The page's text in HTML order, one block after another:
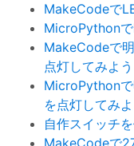
MakeCodeで
MicroPythonで
MakeCodeで
点灯してみよう
MicroPython
を点灯してみよ
自作スイッチ